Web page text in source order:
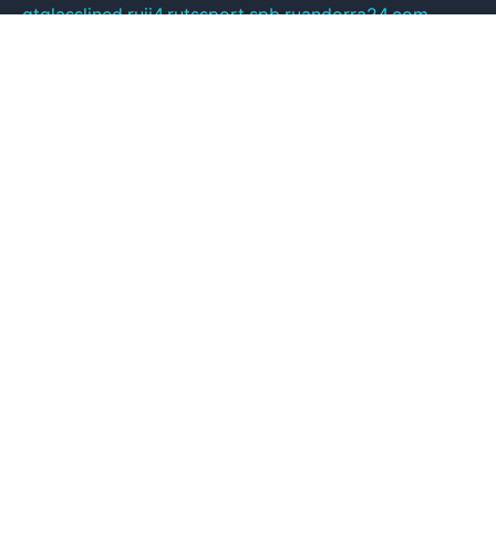
gtglasslined.ruii4.rutssport.spb.ruandorra24.com